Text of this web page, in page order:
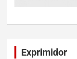
Exprimidor